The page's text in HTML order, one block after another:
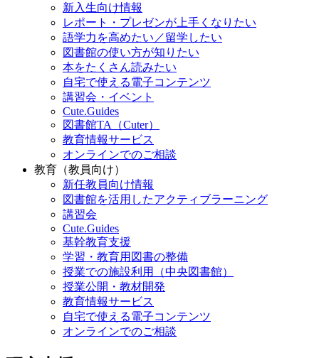
新入生向け情報
レポート・プレゼンが上手くなりたい
語学力を高めたい／留学したい
図書館の使い方が知りたい
本をたくさん読みたい
自宅で使える電子コンテンツ
講習会・イベント
Cute.Guides
図書館TA（Cuter）
教育情報サービス
オンラインでのご相談
教育（教員向け）
新任教員向け情報
図書館を活用したアクティブラーニング
講習会
Cute.Guides
基幹教育支援
学習・教育用図書の整備
授業での施設利用（中央図書館）
授業公開・教材開発
教育情報サービス
自宅で使える電子コンテンツ
オンラインでのご相談